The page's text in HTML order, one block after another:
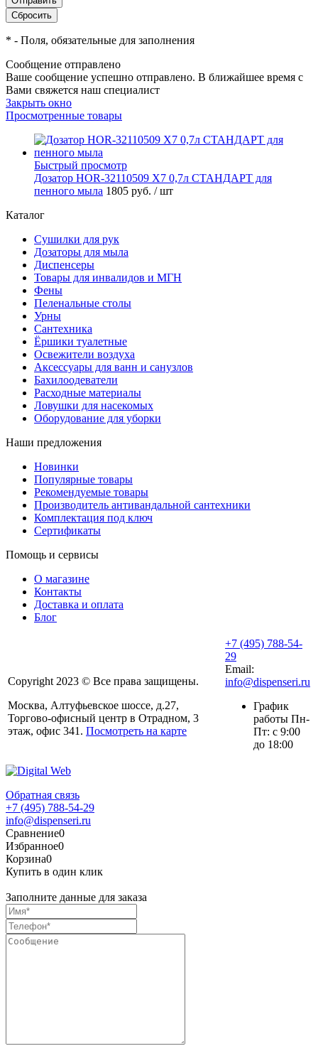
* - Поля, обязательные для заполнения
Сообщение отправлено
Ваше сообщение успешно отправлено. В ближайшее время с
Вами свяжется наш специалист
Закрыть окно
Просмотренные товары
Быстрый просмотр
Дозатор HOR-32110509 X7 0,7л СТАНДАРТ для
пенного мыла 1805 руб. / шт
Каталог
Сушилки для рук
Дозаторы для мыла
Диспенсеры
Товары для инвалидов и МГН
Фены
Пеленальные столы
Урны
Сантехника
Ёршики туалетные
Освежители воздуха
Аксессуары для ванн и санузлов
Бахилоодеватели
Расходные материалы
Ловушки для насекомых
Оборудование для уборки
Наши предложения
Новинки
Популярные товары
Рекомендуемые товары
Производитель антивандальной сантехники
Комплектация под ключ
Сертификаты
Помощь и сервисы
О магазине
Контакты
Доставка и оплата
Блог
Copyright 2023 © Все права защищены.
Москва, Алтуфьевское шоссе, д.27,
Торгово-офисный центр в Отрадном, 3
этаж, офис 341. Посмотреть на карте
+7 (495) 788-54-
29
Email:
info@dispenseri.ru
График
работы Пн-
Пт: с 9:00
до 18:00
Обратная связь
+7 (495) 788-54-29
info@dispenseri.ru
Сравнение0
Избранное0
Корзина0
Купить в один клик
Заполните данные для заказа